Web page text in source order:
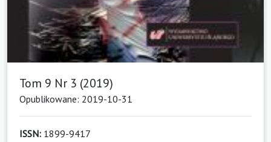
Tom 9 Nr 3 (2019)
Opublikowane: 2019-10-31
ISSN: 1899-9417